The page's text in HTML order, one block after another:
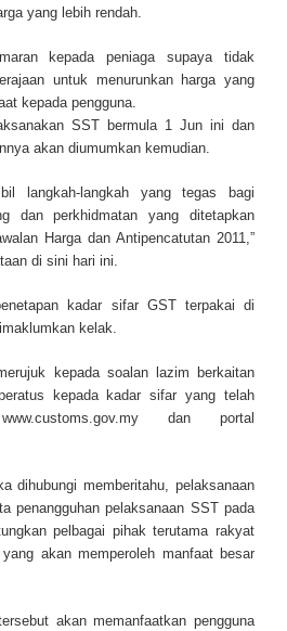
yang lebih rendah.
kepada peniaga supaya tidak
untuk menurunkan harga yang
kepada pengguna.
SST bermula 1 Jun ini dan
akan diumumkan kemudian.
langkah-langkah yang tegas bagi
dan per­khid­matan yang di­te­tapkan
Harga dan Antipencatutan 2011,”
di sini hari ini.
kadar sifar GST terpakai di
kelak.
kepada soalan lazim berkaitan
kepada kadar sifar yang telah
dan portal
dihubungi memberitahu, pelaksanaan
penangguhan pe­lak­­sanaan SST pada
pelbagai pihak terutama rakyat
akan memperoleh manfaat besar
akan memanfaatkan pengguna